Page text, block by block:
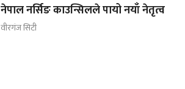
नेपाल नर्सिङ काउन्सिलले पायो नयाँ नेतृत्व
वीरगंज सिटी